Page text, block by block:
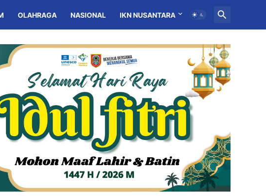
OLAHRAGA NASIONAL IKN NUSANTARA MITRA